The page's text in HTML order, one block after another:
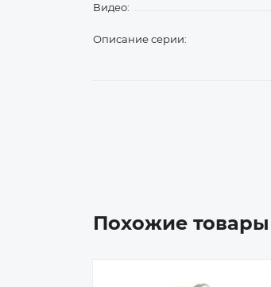
Видео:
Описание серии:
Похожие товары